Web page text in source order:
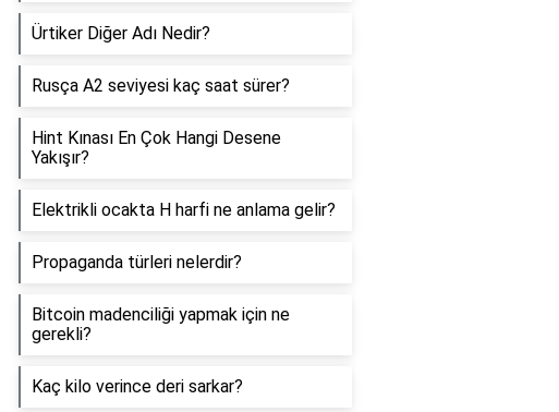
Ürtiker Diğer Adı Nedir?
Rusça A2 seviyesi kaç saat sürer?
Hint Kınası En Çok Hangi Desene
Yakışır?
Elektrikli ocakta H harfi ne anlama gelir?
Propaganda türleri nelerdir?
Bitcoin madenciliği yapmak için ne
gerekli?
Kaç kilo verince deri sarkar?